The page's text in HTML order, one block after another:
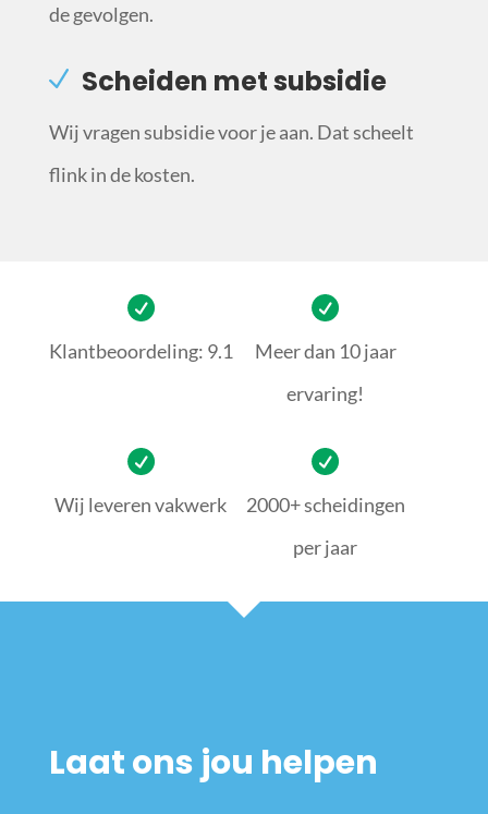
de gevolgen.
Scheiden met subsidie
Wij vragen subsidie voor je aan. Dat scheelt
flink in de kosten.
Klantbeoordeling: 9.1
Meer dan 10 jaar
ervaring!
Wij leveren vakwerk
2000+ scheidingen
per jaar
Laat ons jou helpen